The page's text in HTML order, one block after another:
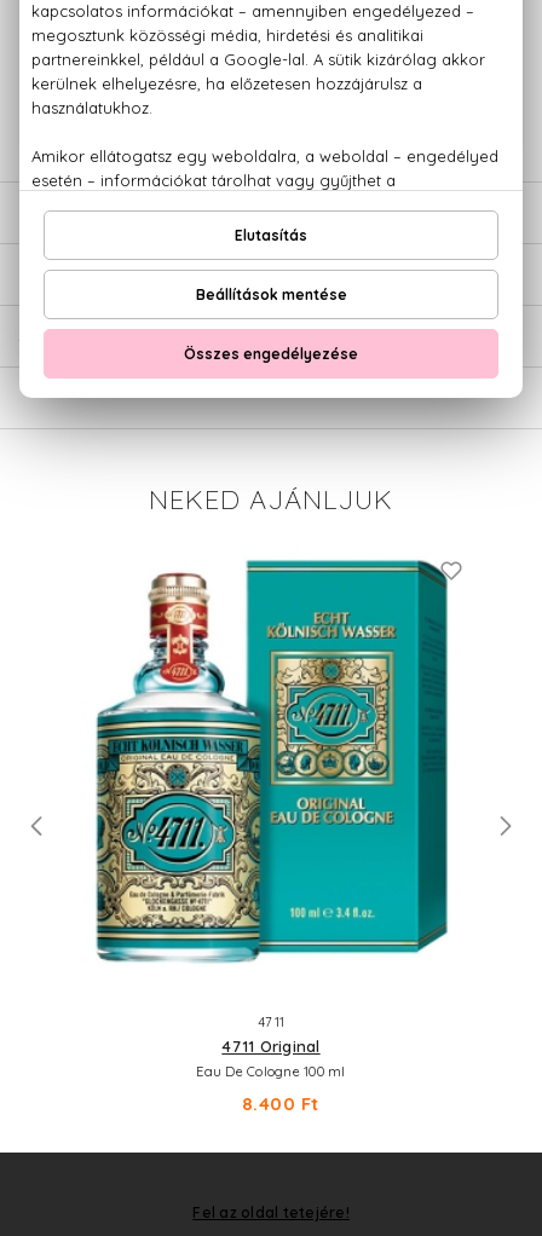
100% eredeti termékek,14 napos visszaküldési garanciával
Kérdésed van, elakadtál? Hívd ügyfélszolgálatunkat:
779 1926
LEÍRÁS
ÉRTÉKELÉSEK (0)
SZÁLLÍTÁS
NEKED AJÁNLJUK
4711
4711 Original
Eau De Cologne 100 ml
8.400 Ft
Fel az oldal tetejére!